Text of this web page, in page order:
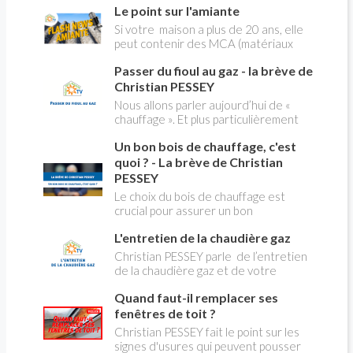
pleines, heures creuses. Aujourd'hui
Christian PESSEY vous explique tout
ce qu'il faut savoir sur la nouvelle
modification du système "heures
creuses" qui concerne près de 15
millions de Français !
Le point sur l'amiante
Si votre maison a plus de 20 ans, elle
peut contenir des MCA (matériaux
panique, on fait le point dans notre
flash news n°3 spéciale Amiante et
ses dangers avec Christian Pessey
Passer du fioul au gaz - la brève de
Christian PESSEY
Nous allons parler aujourd’hui de «
chauffage ». Et plus particulièrement
aborder l’abandon du fioul au profit du
gaz.
Un bon bois de chauffage, c'est
quoi ? - La brève de Christian
PESSEY
Le choix du bois de chauffage est
crucial pour assurer un bon
l'impact environnemental. Mais
comment reconnaître un bois de
qualité ? Plusieurs critères entrent en
jeu : le type d'essence, le taux
d'humidité, la densité et la saison de
coupe.
L'entretien de la chaudière gaz
Christian PESSEY parle de l’entretien
de la chaudière gaz et de votre
avez un système par radiateurs ou un
plancher chauffant, qui sont alimentés
par une chaudière au gaz, vous devez
faire entretenir celle-ci une fois par
Quand faut-il remplacer ses
fenêtres de toit ?
Christian PESSEY fait le point sur les
signes d'usures qui peuvent pousser